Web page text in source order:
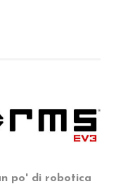
po' di robotica